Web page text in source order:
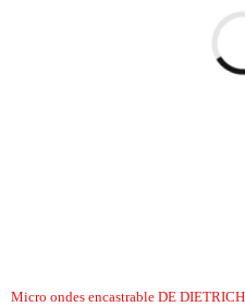
Micro ondes encastrable DE